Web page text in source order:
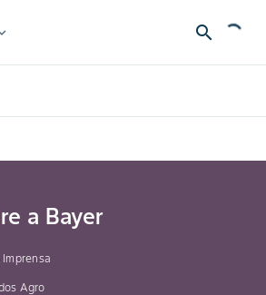
search
a Bayer
Agro